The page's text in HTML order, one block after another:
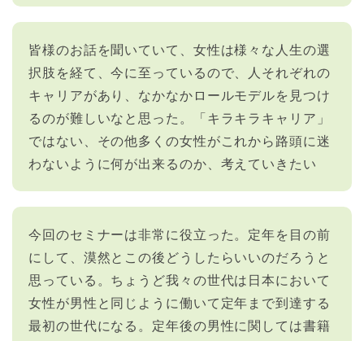
皆様のお話を聞いていて、女性は様々な人生の選
択肢を経て、今に至っているので、人それぞれの
キャリアがあり、なかなかロールモデルを見つけ
るのが難しいなと思った。「キラキラキャリア」
ではない、その他多くの女性がこれから路頭に迷
わないように何が出来るのか、考えていきたい
今回のセミナーは非常に役立った。定年を目の前
にして、漠然とこの後どうしたらいいのだろうと
思っている。ちょうど我々の世代は日本において
女性が男性と同じように働いて定年まで到達する
最初の世代になる。定年後の男性に関しては書籍